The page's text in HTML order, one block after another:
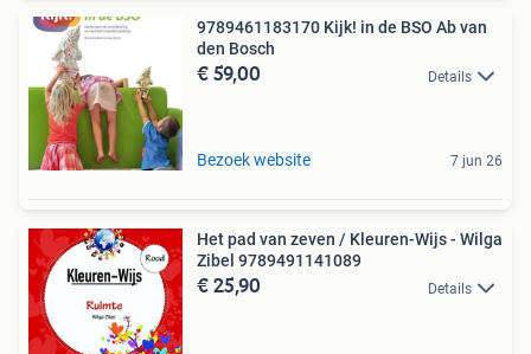
9789461183170 Kijk! in de BSO Ab van
den Bosch
€ 59,00 Details
Bezoek website 7 jun 26
Het pad van zeven / Kleuren-Wijs - Wilga
Zibel 9789491141089
€ 25,90 Details